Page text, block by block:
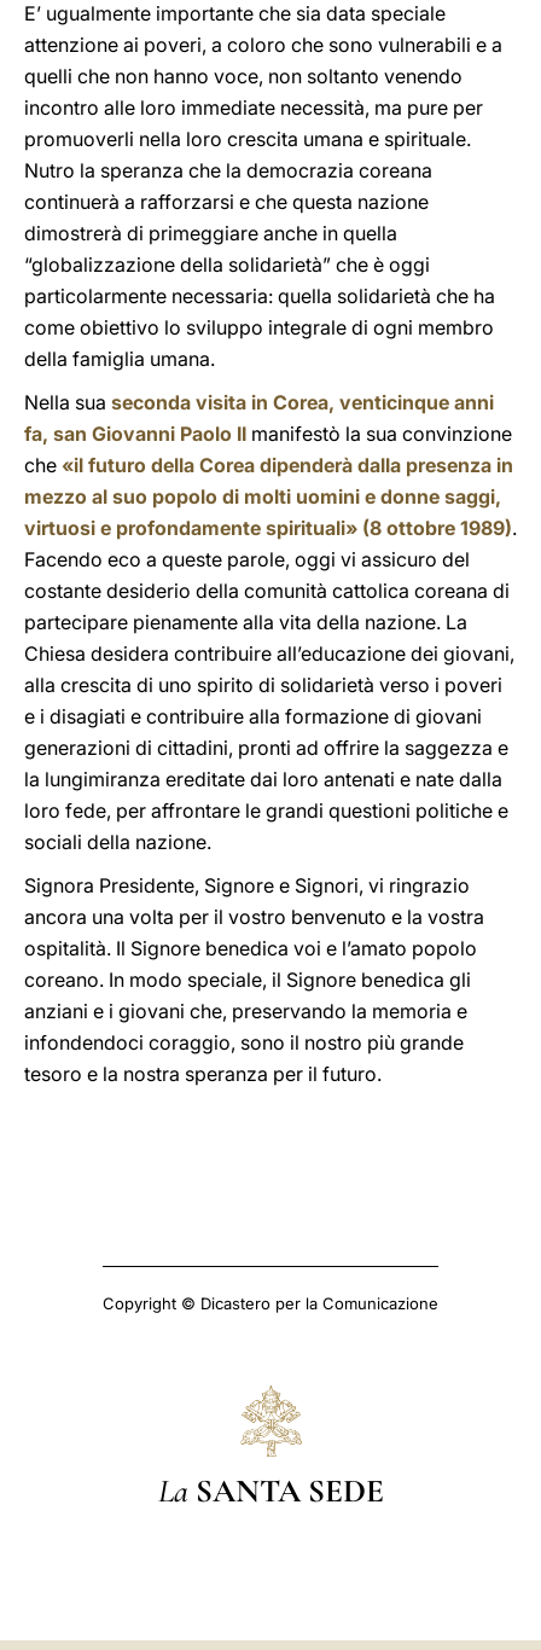
E’ ugualmente importante che sia data speciale
attenzione ai poveri, a coloro che sono vulnerabili e a
quelli che non hanno voce, non soltanto venendo
incontro alle loro immediate necessità, ma pure per
promuoverli nella loro crescita umana e spirituale.
Nutro la speranza che la democrazia coreana
continuerà a rafforzarsi e che questa nazione
dimostrerà di primeggiare anche in quella
“globalizzazione della solidarietà” che è oggi
particolarmente necessaria: quella solidarietà che ha
come obiettivo lo sviluppo integrale di ogni membro
della famiglia umana.
Nella sua seconda visita in Corea, venticinque anni
fa, san Giovanni Paolo II manifestò la sua convinzione
che «il futuro della Corea dipenderà dalla presenza in
mezzo al suo popolo di molti uomini e donne saggi,
virtuosi e profondamente spirituali» (8 ottobre 1989).
Facendo eco a queste parole, oggi vi assicuro del
costante desiderio della comunità cattolica coreana di
partecipare pienamente alla vita della nazione. La
Chiesa desidera contribuire all’educazione dei giovani,
alla crescita di uno spirito di solidarietà verso i poveri
e i disagiati e contribuire alla formazione di giovani
generazioni di cittadini, pronti ad offrire la saggezza e
la lungimiranza ereditate dai loro antenati e nate dalla
loro fede, per affrontare le grandi questioni politiche e
sociali della nazione.
Signora Presidente, Signore e Signori, vi ringrazio
ancora una volta per il vostro benvenuto e la vostra
ospitalità. Il Signore benedica voi e l’amato popolo
coreano. In modo speciale, il Signore benedica gli
anziani e i giovani che, preservando la memoria e
infondendoci coraggio, sono il nostro più grande
tesoro e la nostra speranza per il futuro.
Copyright © Dicastero per la Comunicazione
La SANTA SEDE